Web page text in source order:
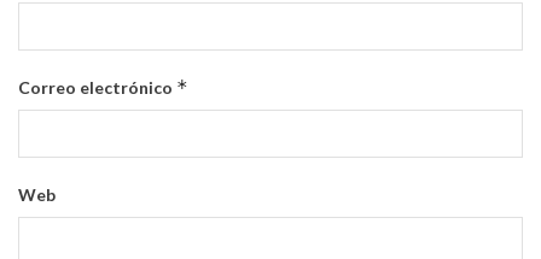
Correo electrónico *
Web